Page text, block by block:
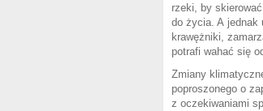
rzeki, by
do życia. A jednak
krawężniki,
potrafi wahać się
Zmiany
poproszonego o
z oczekiwaniami